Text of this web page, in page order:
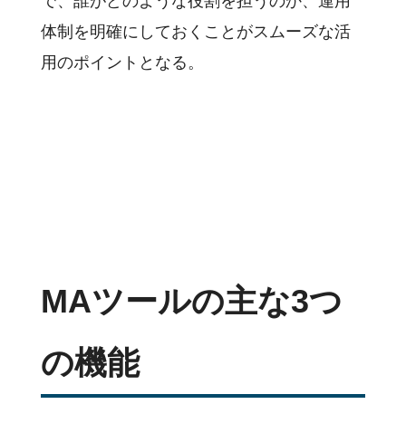
体制を明確にしておくことがスムーズな活
用のポイントとなる。
MAツールの主な3つ
の機能